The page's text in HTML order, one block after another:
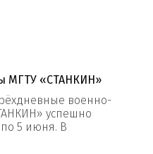
МГТУ «СТАНКИН»
военно-
успешно
по 5 июня. В